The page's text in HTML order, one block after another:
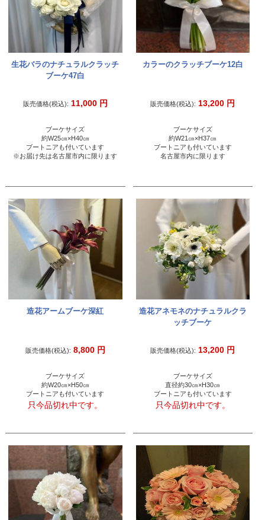
生花バラのナチュラルクラッチ
ブーケ47白
販売価格(税込): 11,000 円
ブーケサイズ
約W25㎝×H40㎝
ブートニアも付いています
※お届け先は名古屋市内に限ります
カラーのクラッチブーケ12白
販売価格(税込): 13,200 円
ブーケサイズ
約W21㎝×H37㎝
ブートニアも付いています
名古屋市内に限ります
造花アームブーケ深紅
販売価格(税込): 8,800 円
ブーケサイズ
約W20㎝×H50㎝
ブートニアも付いています
只今品切れ中です。
造花アネモネのナチュラルクラ
ッチブーケ
販売価格(税込): 13,200 円
ブーケサイズ
直径約30㎝×H30㎝
ブートニアも付いています
只今品切れ中です。